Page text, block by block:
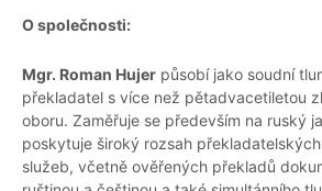
O společnosti:
Mgr. Roman Hujer působí jako soudní
překladatel s více než pětadvacetiletou
oboru. Zaměřuje se především na ruský
poskytuje široký rozsah
služeb, včetně ověřených překladů